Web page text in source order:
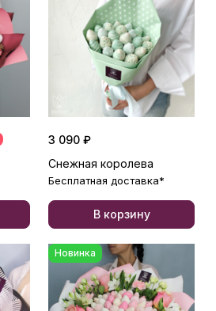
3 090 ₽
Снежная королева
Бесплатная доставка*
В корзину
Новинка